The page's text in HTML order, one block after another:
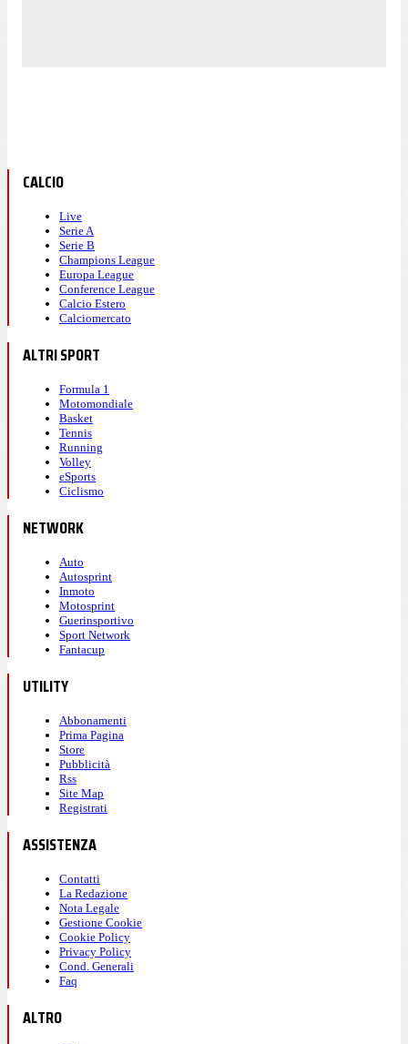
CALCIO
Live
Serie A
Serie B
Champions League
Europa League
Conference League
Calcio Estero
Calciomercato
ALTRI SPORT
Formula 1
Motomondiale
Basket
Tennis
Running
Volley
eSports
Ciclismo
NETWORK
Auto
Autosprint
Inmoto
Motosprint
Guerinsportivo
Sport Network
Fantacup
UTILITY
Abbonamenti
Prima Pagina
Store
Pubblicità
Rss
Site Map
Registrati
ASSISTENZA
Contatti
La Redazione
Nota Legale
Gestione Cookie
Cookie Policy
Privacy Policy
Cond. Generali
Faq
ALTRO